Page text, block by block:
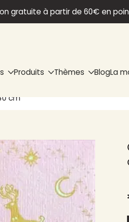
gratuite à partir de 60€ en
Produits Thèmes BlogLa
cm